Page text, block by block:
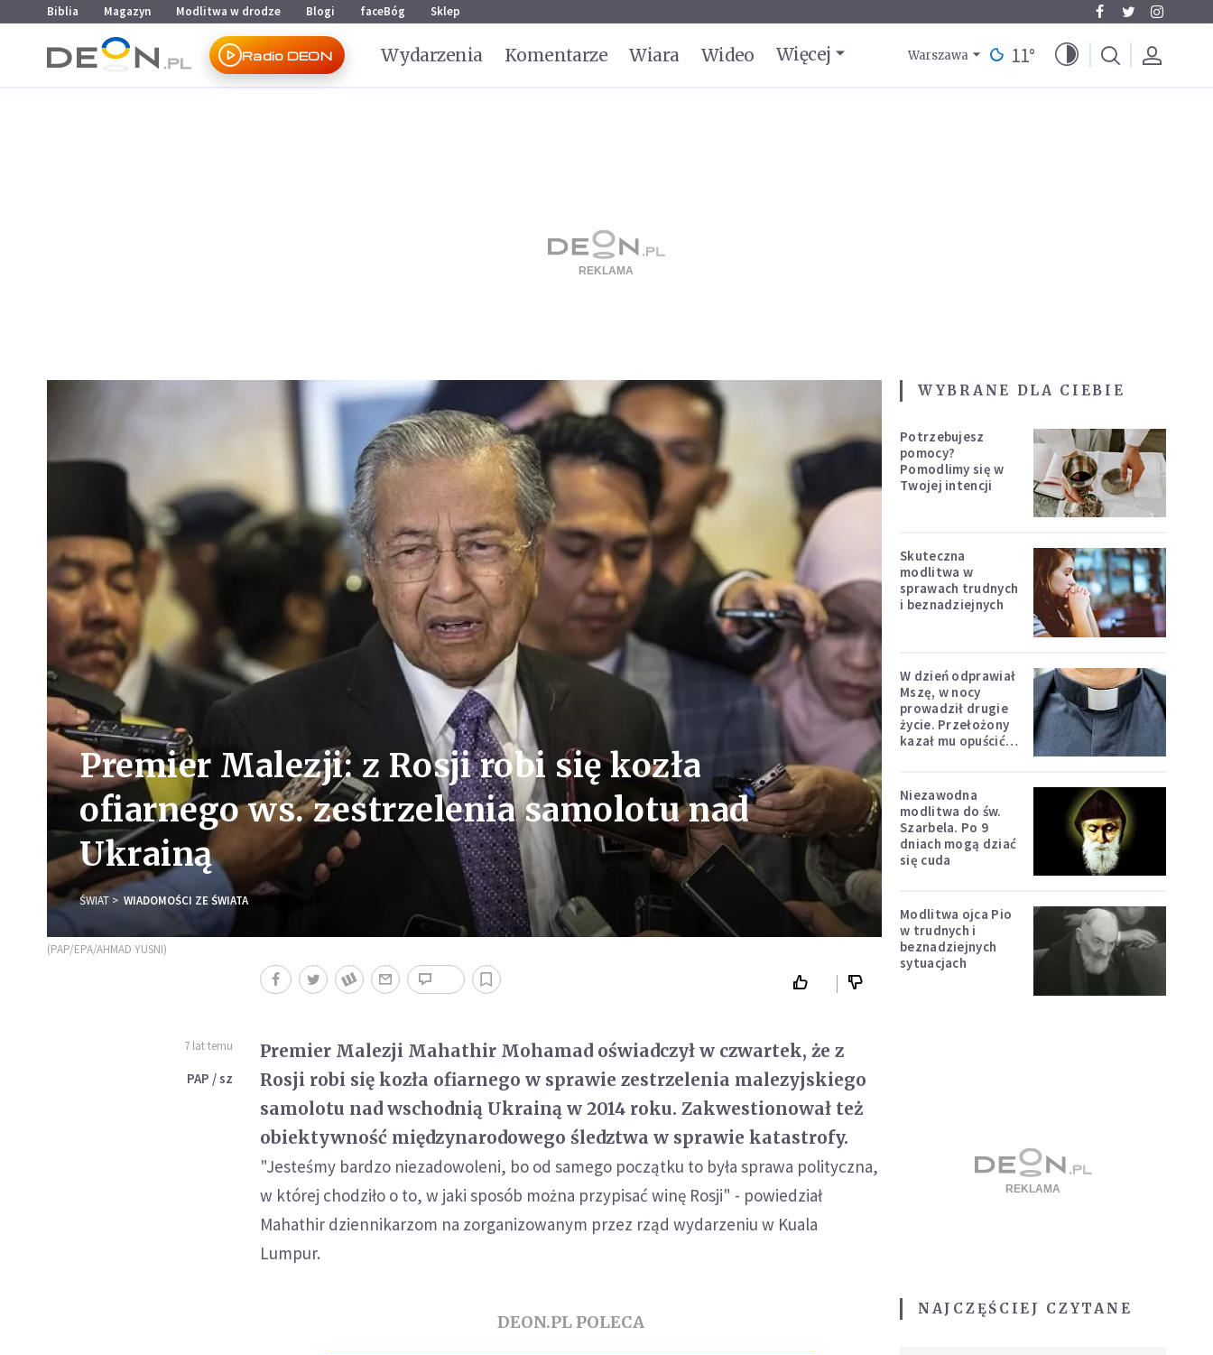
Przejdź do menu głównego
Przejdź do treści
Biblia Magazyn Modlitwa w drodze Blogi faceBóg Sklep
Radio DEON Wydarzenia Komentarze Wiara Wideo Więcej Warszawa 11°
Premier Malezji: z Rosji robi się kozła
ofiarnego ws. zestrzelenia samolotu nad
Ukrainą
ŚWIAT WIADOMOŚCI ZE ŚWIATA
(PAP/EPA/AHMAD YUSNI)
7 lat temu
PAP / sz
Premier Malezji Mahathir Mohamad oświadczył w czwartek, że z
Rosji robi się kozła ofiarnego w sprawie zestrzelenia malezyjskiego
samolotu nad wschodnią Ukrainą w 2014 roku. Zakwestionował też
obiektywność międzynarodowego śledztwa w sprawie katastrofy.
"Jesteśmy bardzo niezadowoleni, bo od samego początku to była sprawa polityczna,
w której chodziło o to, w jaki sposób można przypisać winę Rosji" - powiedział
Mahathir dziennikarzom na zorganizowanym przez rząd wydarzeniu w Kuala
Lumpur.
DEON.PL POLECA
WYBRANE DLA CIEBIE
Potrzebujesz
pomocy?
Pomodlimy się w
Twojej intencji
Skuteczna
modlitwa w
sprawach trudnych
i beznadziejnych
W dzień odprawiał
Mszę, w nocy
prowadził drugie
życie. Przełożony
kazał mu opuścić
Niezawodna
modlitwa do św.
Szarbela. Po 9
dniach mogą dziać
się cuda
Modlitwa ojca Pio
w trudnych i
beznadziejnych
sytuacjach
NAJCZĘŚCIEJ CZYTANE